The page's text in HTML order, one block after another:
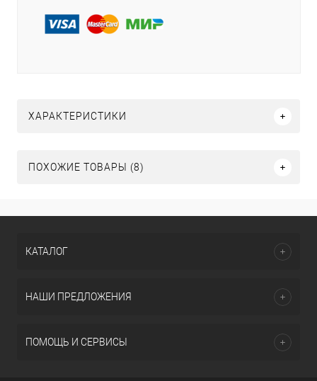
ХАРАКТЕРИСТИКИ
ПОХОЖИЕ ТОВАРЫ (8)
КАТАЛОГ
НАШИ ПРЕДЛОЖЕНИЯ
ПОМОЩЬ И СЕРВИСЫ